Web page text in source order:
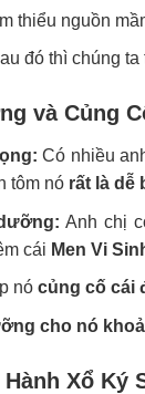
thiểu nguồn
đó thì chúng ta
và Củng
Có nhiều
tôm nó rất là dễ
Anh chị
cái Men Vi
nó củng cố cái
cho nó
Xổ Ký